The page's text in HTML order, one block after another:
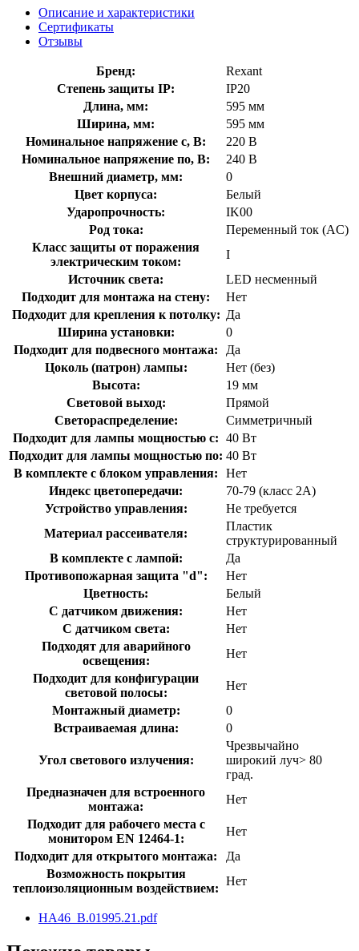
Описание и характеристики
Сертификаты
Отзывы
Бренд:
Rexant
Степень защиты IP:
IP20
Длина, мм:
595 мм
Ширина, мм:
595 мм
Номинальное напряжение с, В:
220 В
Номинальное напряжение по, В:
240 В
Внешний диаметр, мм:
0
Цвет корпуса:
Белый
Ударопрочность:
IK00
Род тока:
Переменный ток (AC)
Класс защиты от поражения
электрическим током:
I
Источник света:
LED несменный
Подходит для монтажа на стену:
Нет
Подходит для крепления к потолку: Да
Ширина установки:
0
Подходит для подвесного монтажа:
Да
Цоколь (патрон) лампы:
Нет (без)
Высота:
19 мм
Световой выход:
Прямой
Светораспределение:
Симметричный
Подходит для лампы мощностью с: 40 Вт
Подходит для лампы мощностью по: 40 Вт
В комплекте с блоком управления:
Нет
Индекс цветопередачи:
70-79 (класс 2А)
Устройство управления:
Не требуется
Материал рассеивателя:
Пластик
структурированный
В комплекте с лампой:
Да
Противопожарная защита "d":
Нет
Цветность:
Белый
С датчиком движения:
Нет
С датчиком света:
Нет
Подходят для аварийного
освещения:
Нет
Подходит для конфигурации
световой полосы:
Нет
Монтажный диаметр:
0
Встраиваемая длина:
0
Угол светового излучения:
Чрезвычайно
широкий луч> 80
град.
Предназначен для встроенного
монтажа:
Нет
Подходит для рабочего места с
монитором EN 12464-1:
Нет
Подходит для открытого монтажа:
Да
Возможность покрытия
теплоизоляционным воздействием:
Нет
HA46_B.01995.21.pdf